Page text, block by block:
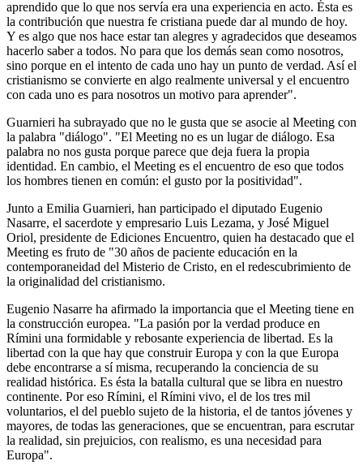
aprendido que lo que nos servía era una experiencia en acto. Ésta es
la contribución que nuestra fe cristiana puede dar al mundo de hoy.
Y es algo que nos hace estar tan alegres y agradecidos que deseamos
hacerlo saber a todos. No para que los demás sean como nosotros,
sino porque en el intento de cada uno hay un punto de verdad. Así el
cristianismo se convierte en algo realmente universal y el encuentro
con cada uno es para nosotros un motivo para aprender".
Guarnieri ha subrayado que no le gusta que se asocie al Meeting con
la palabra "diálogo". "El Meeting no es un lugar de diálogo. Esa
palabra no nos gusta porque parece que deja fuera la propia
identidad. En cambio, el Meeting es el encuentro de eso que todos
los hombres tienen en común: el gusto por la positividad".
Junto a Emilia Guarnieri, han participado el diputado Eugenio
Nasarre, el sacerdote y empresario Luis Lezama, y José Miguel
Oriol, presidente de Ediciones Encuentro, quien ha destacado que el
Meeting es fruto de "30 años de paciente educación en la
contemporaneidad del Misterio de Cristo, en el redescubrimiento de
la originalidad del cristianismo.
Eugenio Nasarre ha afirmado la importancia que el Meeting tiene en
la construcción europea. "La pasión por la verdad produce en
Rímini una formidable y rebosante experiencia de libertad. Es la
libertad con la que hay que construir Europa y con la que Europa
debe encontrarse a sí misma, recuperando la conciencia de su
realidad histórica. Es ésta la batalla cultural que se libra en nuestro
continente. Por eso Rímini, el Rímini vivo, el de los tres mil
voluntarios, el del pueblo sujeto de la historia, el de tantos jóvenes y
mayores, de todas las generaciones, que se encuentran, para escrutar
la realidad, sin prejuicios, con realismo, es una necesidad para
Europa".